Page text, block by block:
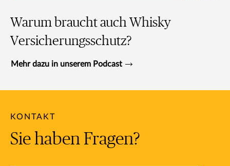
Warum braucht auch Whisky
Versicherungsschutz?
Mehr dazu in unserem Podcast
KONTAKT
Sie haben Fragen?